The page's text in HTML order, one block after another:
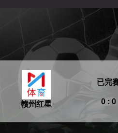
赣州红星 0 : 0
已完